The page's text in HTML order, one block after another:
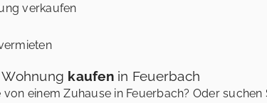
verkaufen
kaufenin Feuerbach
von einem Zuhause in Feuerbach? Oder